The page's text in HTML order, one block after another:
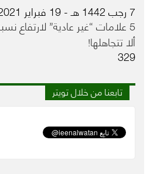
7 رجب 1442 هـ - 19 فبراير 2021 م
5 علامات “غير عادية” لارتفاع
ألا تتجاهلها!
329
تابعنا من خلال تويتر